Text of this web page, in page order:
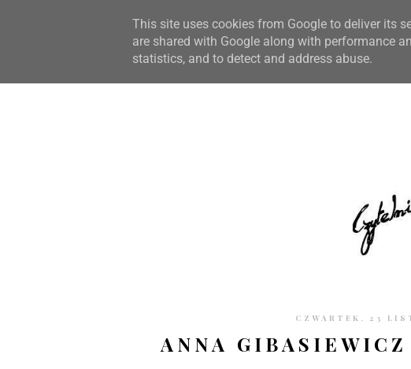
STRONA GŁÓWNA WSPÓŁPRACA RECENZJE O STRONIE
CZWARTEK, 23
ANNA
This site uses cookies from Google to deliver its
are shared with Google along with performance
statistics, and to detect and address abuse.